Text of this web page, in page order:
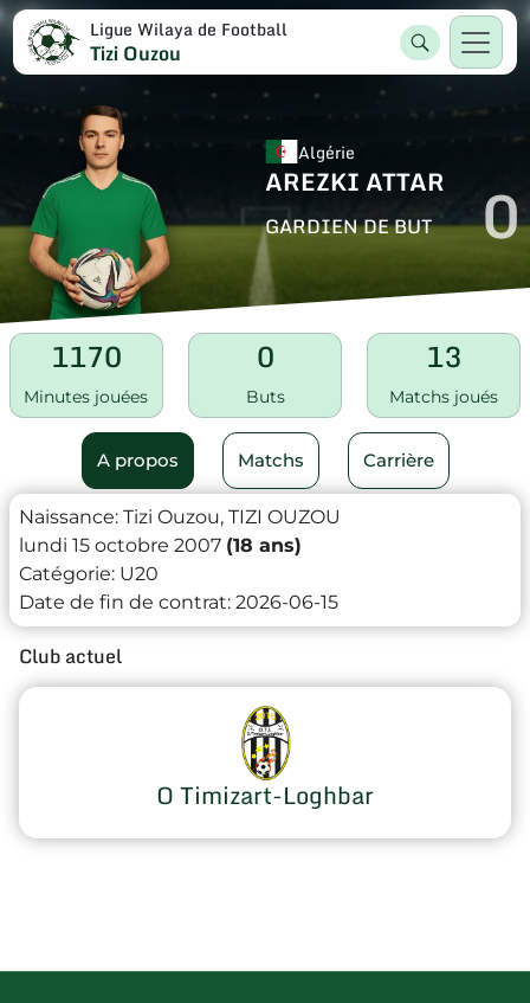
Ligue Wilaya de Football
Tizi Ouzou
Algérie
AREZKI ATTAR
GARDIEN DE BUT 0
1170
Minutes jouées
0
Buts
13
Matchs joués
A propos Matchs Carrière
Naissance: Tizi Ouzou, TIZI OUZOU
lundi 15 octobre 2007 (18 ans)
Catégorie: U20
Date de fin de contrat: 2026-06-15
Club actuel
O Timizart-Loghbar